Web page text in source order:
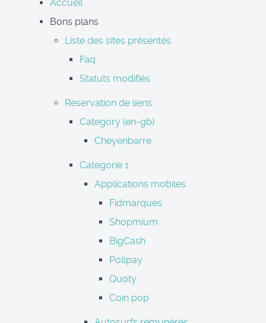
Accueil
Bons plans
Liste des sites présentés
Faq
Statuts modifiés
Reservation de liens
Category (en-gb)
Cheyenbarre
Categorie 1
Applications mobiles
Fidmarques
Shopmium
BigCash
Pollpay
Quoty
Coin pop